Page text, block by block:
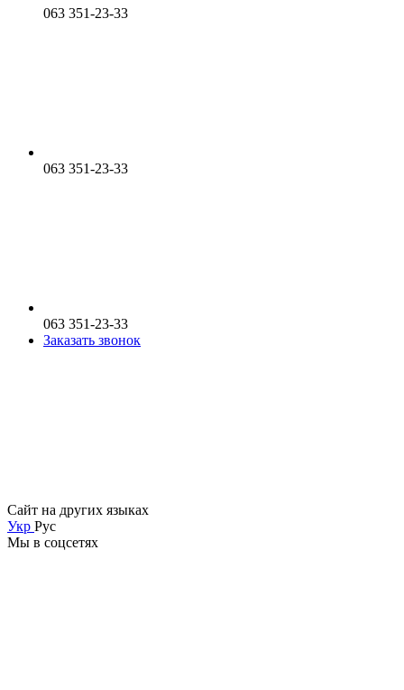
063 351-23-33
063 351-23-33
063 351-23-33
Заказать звонок
Сайт на других языках
Укр Рус
Мы в соцсетях